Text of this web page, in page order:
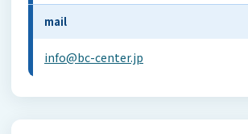
mail
info@bc-center.jp